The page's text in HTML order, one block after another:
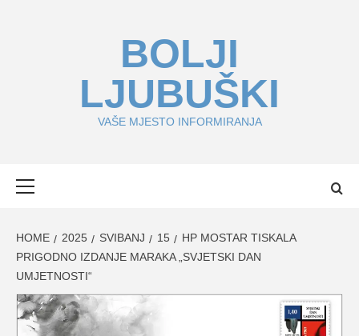
BOLJI
LJUBUŠKI
VAŠE MJESTO INFORMIRANJA
HOME 2025 SVIBANJ 15
HP MOSTAR TISKALA
PRIGODNO IZDANJE MARAKA „SVJETSKI DAN
UMJETNOSTI“